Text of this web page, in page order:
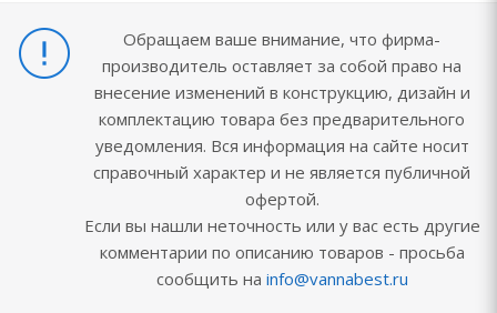
Обращаем ваше внимание, что фирма-
производитель оставляет за собой право на
внесение изменений в конструкцию, дизайн и
комплектацию товара без предварительного
уведомления. Вся информация на сайте носит
справочный характер и не является публичной
офертой.
Если вы нашли неточность или у вас есть другие
комментарии по описанию товаров - просьба
сообщить на info@vannabest.ru